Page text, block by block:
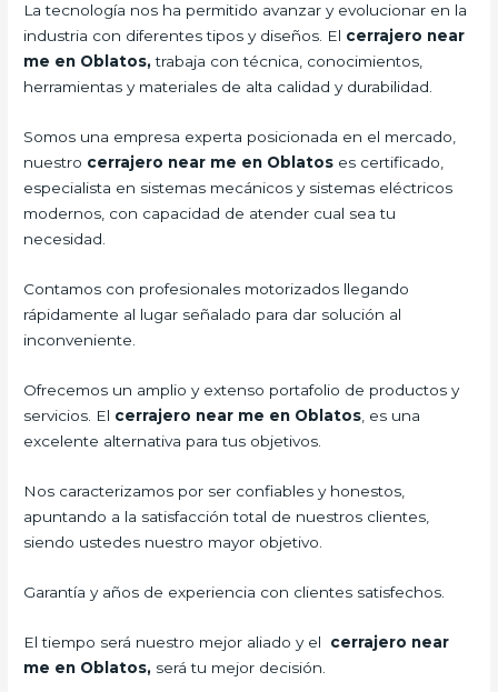
La tecnología nos ha permitido avanzar y evolucionar en la
industria con diferentes tipos y diseños. El cerrajero near
me en Oblatos,trabaja con técnica, conocimientos,
herramientas y materiales de alta calidad y durabilidad.
Somos una empresa experta posicionada en el mercado,
nuestro cerrajero near me en Oblatos es certificado,
especialista en sistemas mecánicos y sistemas eléctricos
modernos, con capacidad de atender cual sea tu
necesidad.
Contamos con profesionales motorizados llegando
rápidamente al lugar señalado para dar solución al
inconveniente.
Ofrecemos un amplio y extenso portafolio de productos y
servicios. El cerrajero near me en Oblatos , es una
excelente alternativa para tus objetivos.
Nos caracterizamos por ser confiables y honestos,
apuntando a la satisfacción total de nuestros clientes,
siendo ustedes nuestro mayor objetivo.
Garantía y años de experiencia con clientes satisfechos.
El tiempo será nuestro mejor aliado y el cerrajero near
me en Oblatos, será tu mejor decisión.